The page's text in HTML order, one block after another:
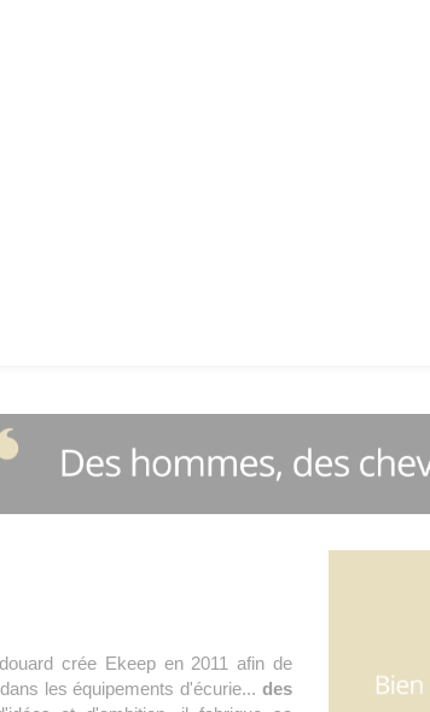
crée Ekeep en 2011 afin de
les équipements d'écurie... des